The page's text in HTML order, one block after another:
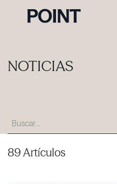
NOTICIAS
89 Artículos